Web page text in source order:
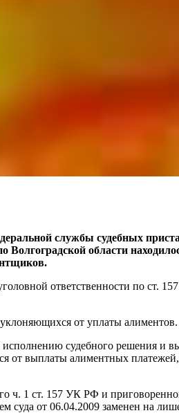
службы судебных
области
ответственности по ст.
от уплаты алиментов.
исполнению судебного решения
от выплаты алиментных
1 ст. 157 УК РФ и
суда от 06.04.2009 заменен на